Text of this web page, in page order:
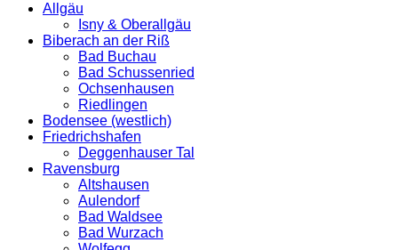
Allgäu
Isny & Oberallgäu
Biberach an der Riß
Bad Buchau
Bad Schussenried
Ochsenhausen
Riedlingen
Bodensee (westlich)
Friedrichshafen
Deggenhauser Tal
Ravensburg
Altshausen
Aulendorf
Bad Waldsee
Bad Wurzach